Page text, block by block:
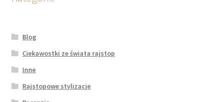
Blog
Ciekawostki ze świata rajstop
Inne
Rajstopowe stylizacje